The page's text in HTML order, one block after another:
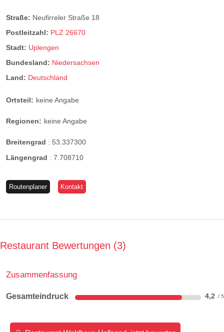
Straße: Neufirreler Straße 18
Postleitzahl: PLZ 26670
Stadt: Uplengen
Bundesland: Niedersachsen
Land: Deutschland
Ortsteil: keine Angabe
Regionen: keine Angabe
Breitengrad : 53.337300
Längengrad : 7.708710
Routenplaner Kontakt
Restaurant Bewertungen 3
Zusammenfassung
Gesamteindruck 4,2